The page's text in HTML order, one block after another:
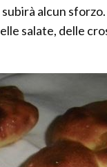
alcun
salate, delle